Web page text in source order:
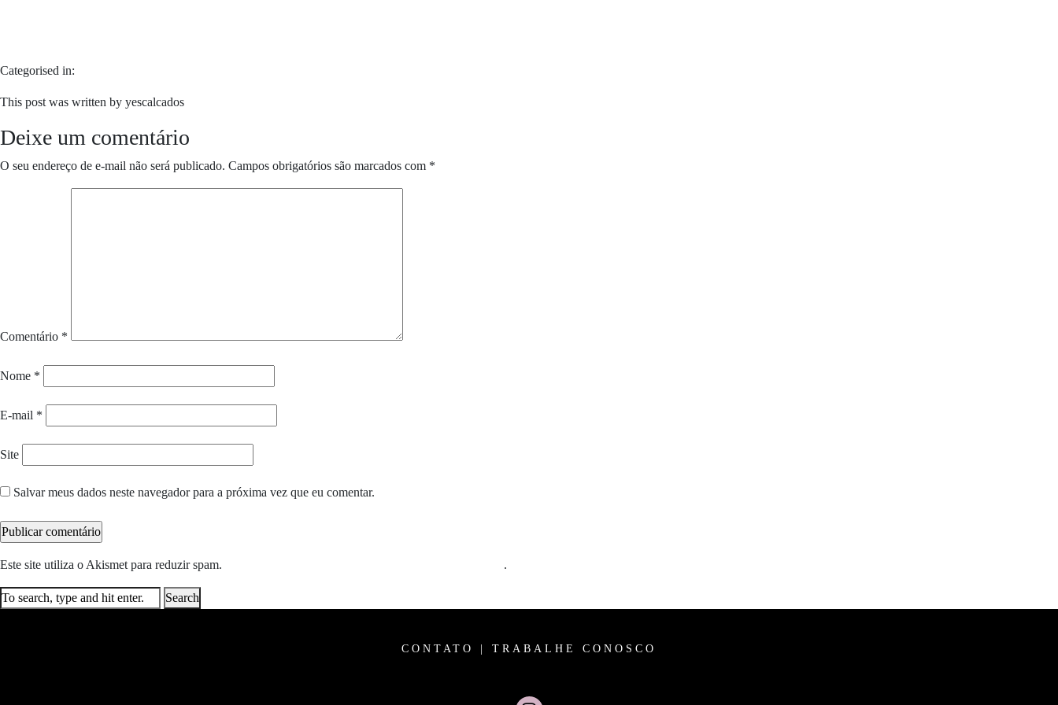
Categorised in:
This post was written by yescalcados
Deixe um comentário
O seu endereço de e-mail não será publicado. Campos obrigatórios são marcados com *
Comentário *
Nome *
E-mail *
Site
Salvar meus dados neste navegador para a próxima vez que eu comentar.
Este site utiliza o Akismet para reduzir spam. .
Search
CONTATO TRABALHE CONOSCO